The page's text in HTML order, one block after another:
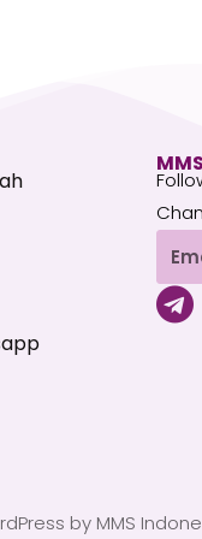
Email
T
e
by MMS